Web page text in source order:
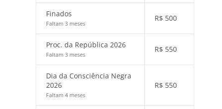
Finados
Faltam 3 meses
R$ 500
Proc. da República 2026
Faltam 3 meses
R$ 550
Dia da Consciência Negra
2026
Faltam 4 meses
R$ 550